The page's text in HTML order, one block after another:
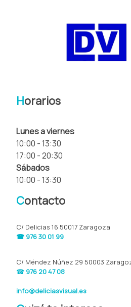
Horarios
Lunes a viernes
10:00 - 13:30
17:00 - 20:30
Sábados
10:00 - 13:30
Contacto
C/ Delicias 16 50017 Zaragoza
☎ 976 30 01 99
C/ Méndez Núñez 29 50003
☎ 976 20 47 08
info@deliciasvisual.es